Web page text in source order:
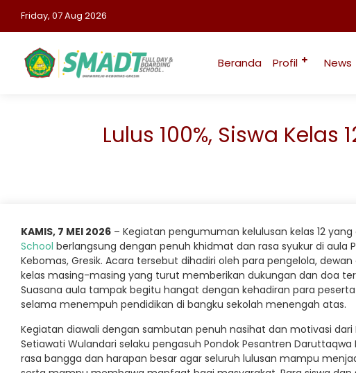
Friday, 07 Aug 2026
Beranda Profil News
Lulus 100%, Siswa
KAMIS, 7 MEI 2026 – Kegiatan pengumuman kelulusan kelas 12
School berlangsung dengan penuh khidmat dan rasa syukur di aula
Kebomas, Gresik. Acara tersebut dihadiri oleh para pengelola, dewan
kelas masing-masing yang turut memberikan dukungan dan doa
Suasana aula tampak begitu hangat dengan kehadiran para
selama menempuh pendidikan di bangku sekolah menengah atas.
Kegiatan diawali dengan sambutan penuh nasihat dan motivasi dari
Setiawati Wulandari selaku pengasuh Pondok Pesantren
rasa bangga dan harapan besar agar seluruh lulusan mampu